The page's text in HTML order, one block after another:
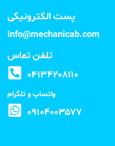
پست الکترونیکی
info@mechanicab.com
تلفن تماس
۰۴۱۳۴۲۰۸۱۱۰
واتساپ و تلگرام
۰۹۱۰۴۰۰۳۵۷۷